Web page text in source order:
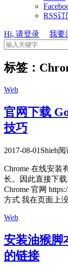
RSS订
Hi, 请登录 我要
标签：
Web
官网下载
技巧
2017-08-01 Shieh阅
Chrome 在线安装
长。因此直接下
Chrome 官网
方式 我在页面上
Web
安装油猴脚
的链接